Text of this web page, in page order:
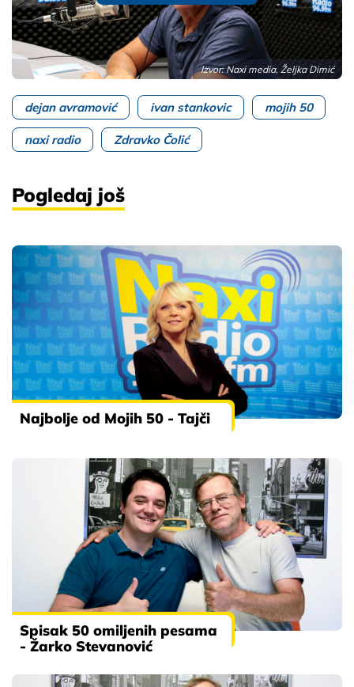
Izvor: Naxi media, Željka Dimić
dejan avramović ivan stankovic mojih 50
naxi radio Zdravko Čolić
Pogledaj još
Najbolje od Mojih 50 - Tajči
Spisak 50 omiljenih pesama
- Žarko Stevanović